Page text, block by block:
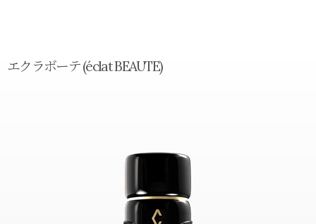
エクラボーテ (éclat BEAUTE)